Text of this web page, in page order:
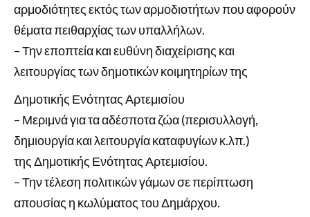
αρμοδιότητες εκτός των αρμοδιοτήτων που αφορούν
θέματα πειθαρχίας των υπαλλήλων.
– Την εποπτεία και ευθύνη διαχείρισης και
λειτουργίας των δημοτικών κοιμητηρίων της
Δημοτικής Ενότητας Αρτεμισίου
– Μεριμνά για τα αδέσποτα ζώα (περισυλλογή,
δημιουργία και λειτουργία καταφυγίων κ.λπ.)
της Δημοτικής Ενότητας Αρτεμισίου.
– Την τέλεση πολιτικών γάμων σε περίπτωση
απουσίας η κωλύματος του Δημάρχου.